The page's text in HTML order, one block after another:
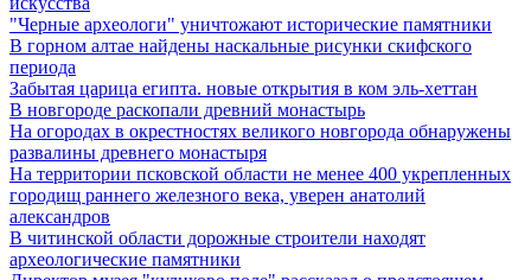
"Черные археологи" уничтожают исторические памятники
В горном алтае найдены наскальные рисунки скифского
периода
Забытая царица египта. новые открытия в ком эль-хеттан
В новгороде раскопали древний монастырь
На огородах в окрестностях великого новгорода обнаружены
развалины древнего монастыря
На территории псковской области не менее 400 укрепленных
городищ раннего железного века, уверен анатолий
александров
В читинской области дорожные строители находят
археологические памятники